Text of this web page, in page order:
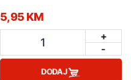
5,95 KM
1
+
-
DODAJ